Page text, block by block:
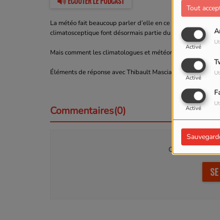
Tout
Activé
Activé
Activé
La météo fait beaucoup parler d’elle en ce moment —
climatosceptique font désormais partie du langage courant.
Mais comment les climatologues et météorologues
Éléments de réponse avec Thibault Mascia, de Météo
Commentaires(0)
Connectez-vous